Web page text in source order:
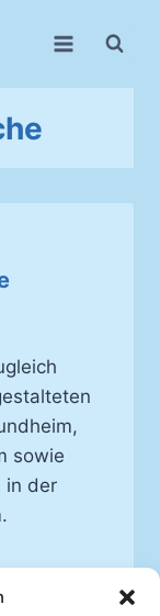
sowie
in der